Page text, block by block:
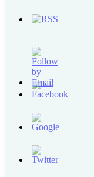
tag=regulierung">